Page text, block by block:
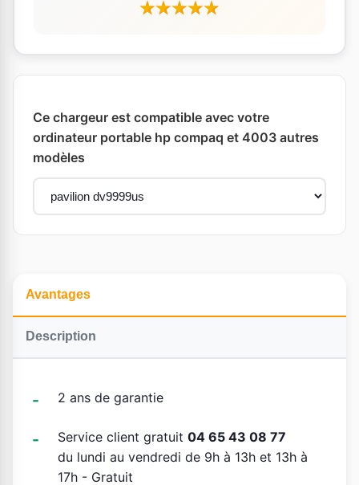
Ce chargeur est compatible avec votre
ordinateur portable hp compaq et 4003 autres
modèles
Avantages
Description
2 ans de garantie
Service client gratuit 04 65 43 08 77
du lundi au vendredi de 9h à 13h et 13h à
17h - Gratuit